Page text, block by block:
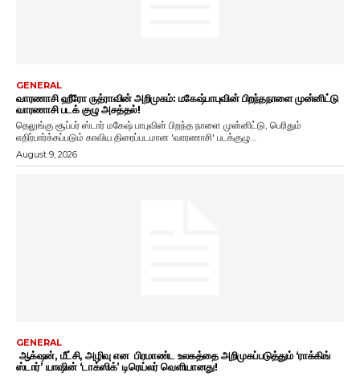
GENERAL
வாரணாசி ஹீரோ ருத்ராவின் அறிமுகம்: மகேஷ்பாபுவின் பிறந்தநாளை முன்னிட்டு
வாரணாசி படக் குழு அசத்தல்!
தெலுங்கு சூப்பர் ஸ்டார் மகேஷ் பாபுவின் பிறந்த நாளை முன்னிட்டு, பெரிதும்
எதிர்பார்க்கப்படும் காவிய திரைப்படமான 'வாரணாசி' படக்குழு...
August 9, 2026
GENERAL
ஆக்‌ஷன், மீட்சி, அழிவு என பிரமாண்ட உலகத்தை அறிமுகப்படுத்தும் ‘ராக்கிங்
ஸ்டார்’ யாஷின் ‘டாக்ஸிக்’ டிரெய்லர் வெளியானது!